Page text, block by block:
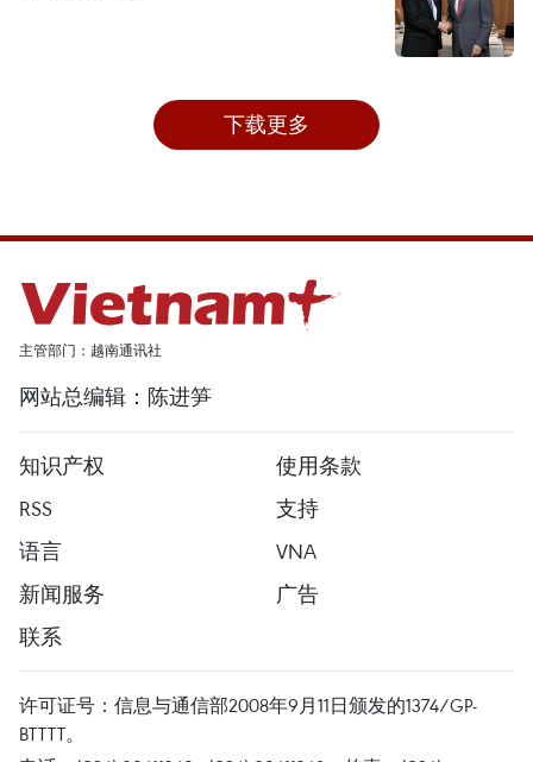
下载更多
主管部门：越南通讯社
网站总编辑：陈进笋
知识产权
使用条款
RSS
支持
语言
VNA
新闻服务
广告
联系
许可证号：信息与通信部2008年9月11日颁发的1374/GP-
BTTTT。